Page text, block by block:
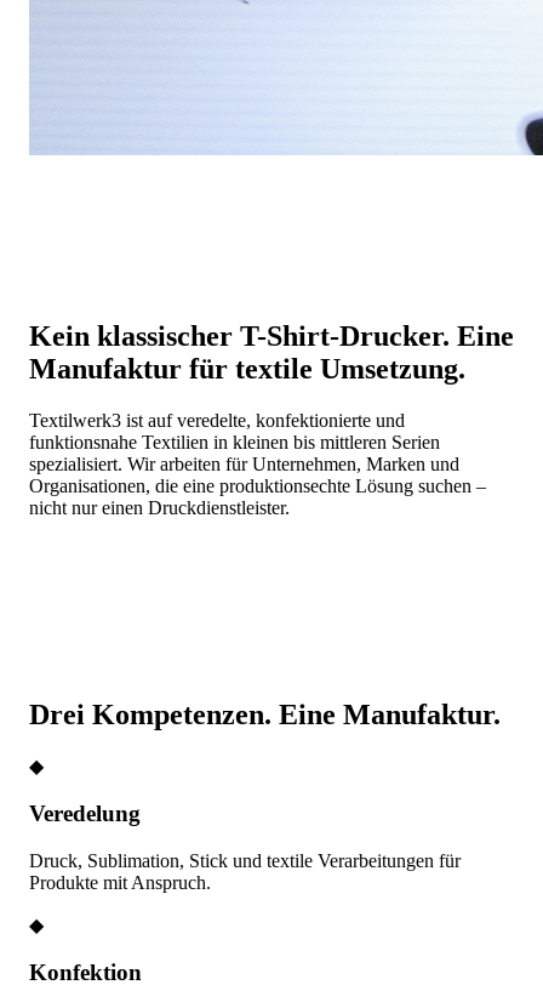
Kein klassischer T-Shirt-Drucker. Eine
Manufaktur für textile Umsetzung.
Textilwerk3 ist auf veredelte, konfektionierte und
funktionsnahe Textilien in kleinen bis mittleren Serien
spezialisiert. Wir arbeiten für Unternehmen, Marken und
Organisationen, die eine produktionsechte Lösung suchen –
nicht nur einen Druckdienstleister.
Drei Kompetenzen. Eine Manufaktur.
◆
Veredelung
Druck, Sublimation, Stick und textile Verarbeitungen für
Produkte mit Anspruch.
◆
Konfektion